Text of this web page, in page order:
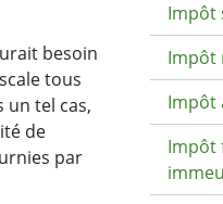
besoin
tous
un tel cas,
de
par
Impôt
Impôt
Impôt
Impôt